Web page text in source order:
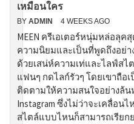
เหมือนใคร
BY ADMIN 4 WEEKS AGO
MEEN ครีเอเตอร์หนุ่มหล่อลุค
ความนิยมและเป็นที่พูดถึงอย่
ด้วยเสน่ห์ความเท่และไลฟ์สไ
แฟนๆ กดไลก์รัวๆ โดยเขาถื
ติดตามให้ความสนใจอย่างล้
Instagram ซึ่งไม่ว่าจะเคลื่อน
สไตล์แบบไหนก็สามารถเรีย